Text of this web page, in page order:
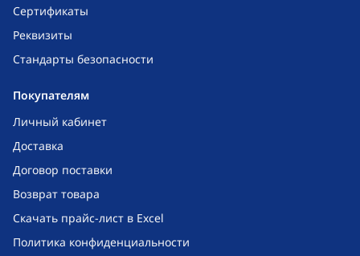
Сертификаты
Реквизиты
Стандарты безопасности
Покупателям
Личный кабинет
Доставка
Договор поставки
Возврат товара
Скачать прайс-лист в Excel
Политика конфиденциальности